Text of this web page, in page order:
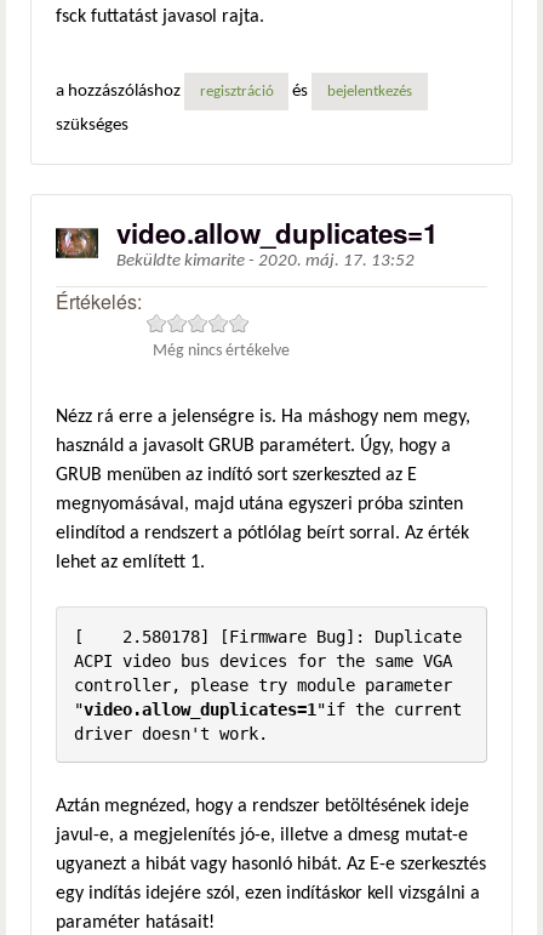
fsck futtatást javasol rajta.
a hozzászóláshoz regisztráció és bejelentkezés
szükséges
video.allow_duplicates=1
Beküldte kimarite - 2020. máj. 17. 13:52
Értékelés:
Még nincs értékelve
Nézz rá erre a jelenségre is. Ha máshogy nem megy,
használd a javasolt GRUB paramétert. Úgy, hogy a
GRUB menüben az indító sort szerkeszted az E
megnyomásával, majd utána egyszeri próba szinten
elindítod a rendszert a pótlólag beírt sorral. Az érték
lehet az említett 1.
[    2.580178] [Firmware Bug]: Duplicate
ACPI video bus devices for the same VGA
controller, please try module parameter
"video.allow_duplicates=1 "if the current
driver doesn't work.
Aztán megnézed, hogy a rendszer betöltésének ideje
javul-e, a megjelenítés jó-e, illetve a dmesg mutat-e
ugyanezt a hibát vagy hasonló hibát. Az E-e szerkesztés
egy indítás idejére szól, ezen indításkor kell vizsgálni a
paraméter hatásait!